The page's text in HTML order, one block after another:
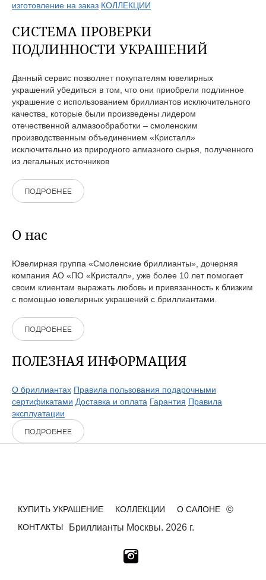
изготовление на заказ КОЛЛЕКЦИИ
СИСТЕМА ПРОВЕРКИ
ПОДЛИННОСТИ УКРАШЕНИЙ
Данный сервис позволяет покупателям ювелирных
украшений убедиться в том, что они приобрели подлинное
украшение с использованием бриллиантов исключительного
качества, которые были произведены лидером
отечественной алмазообработки – смоленским
производственным объединением «Кристалл»
исключительно из природного алмазного сырья, полученного
из легальных источников
ПОДРОБНЕЕ
О нас
Ювелирная группа «Смоленские бриллианты», дочерняя
компания АО «ПО «Кристалл», уже более 10 лет помогает
своим клиентам выражать любовь и привязанность к близким
с помощью ювелирных украшений с бриллиантами.
ПОДРОБНЕЕ
ПОЛЕЗНАЯ ИНФОРМАЦИЯ
О бриллиантах Правила пользования подарочными
сертификатами Доставка и оплата Гарантия Правила
эксплуатации
ПОДРОБНЕЕ
КУПИТЬ УКРАШЕНИЕ КОЛЛЕКЦИИ
О САЛОНЕ
КОНТАКТЫ
©
Бриллианты Москвы. 2026 г.